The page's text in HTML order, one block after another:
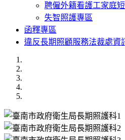
聘僱外籍看護工家庭
失智照護專區
函釋專區
違反長期照顧服務法裁處資